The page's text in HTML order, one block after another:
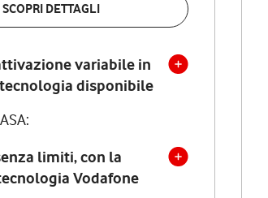
SCOPRI DETTAGLI
variabile in
disponibile
limiti, con la
Vodafone